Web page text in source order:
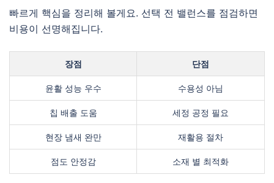
빠르게 핵심을 정리해 볼게요. 선택 전 밸런스를 점검하면
비용이 선명해집니다.
장점 단점
윤활 성능 우수 수용성 아님
칩 배출 도움 세정 공정 필요
현장 냄새 완만 재활용 절차
점도 안정감 소재 별 최적화